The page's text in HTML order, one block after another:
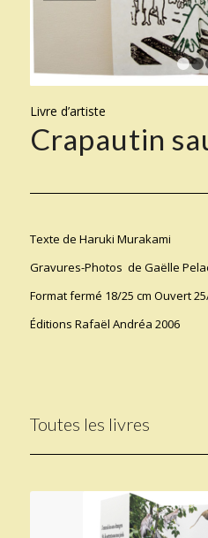
Livre d’artiste
Crapautin
Texte de Haruki Murakami
Gravures-Photos de Gaëlle
Format fermé 18/25 cm Ouvert
Éditions Rafaël Andréa 2006
Toutes les livres